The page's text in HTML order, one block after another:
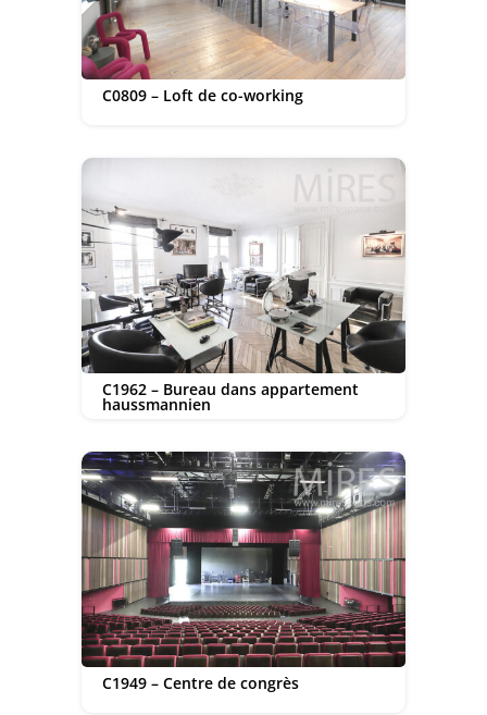
C0809 – Loft de co-working
C1962 – Bureau dans appartement
haussmannien
C1949 – Centre de congrès